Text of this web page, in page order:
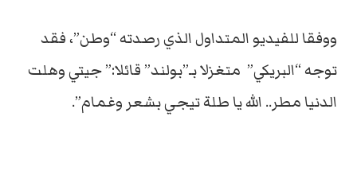
ووفقا للفيديو المتداول الذي رصدته “وطن”، فقد
توجه “البريكي” متغزلا بـ”بولند” قائلا:” جيتي وهلت
الدنيا مطر.. الله يا طلة تيجي بشعر وغمام”.